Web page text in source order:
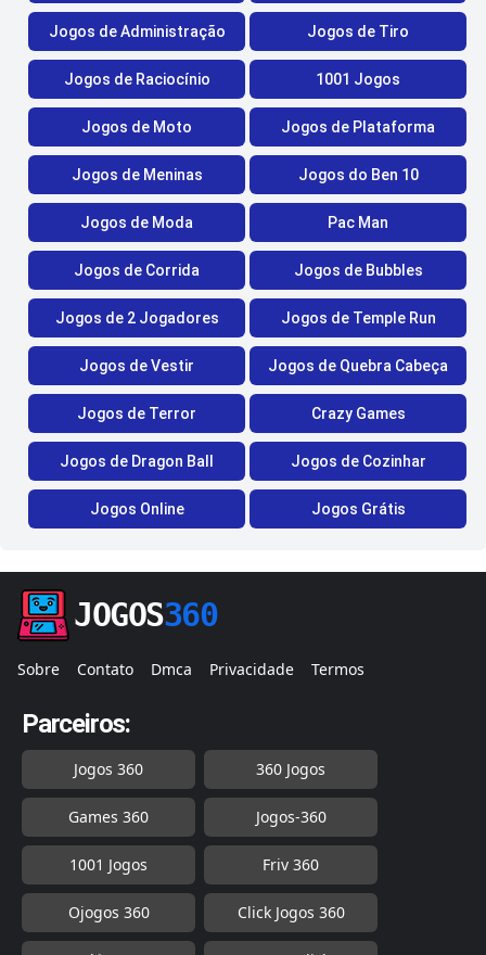
Jogos de Administração Jogos de Tiro
Jogos de Raciocínio 1001 Jogos
Jogos de Moto Jogos de Plataforma
Jogos de Meninas Jogos do Ben 10
Jogos de Moda Pac Man
Jogos de Corrida Jogos de Bubbles
Jogos de 2 Jogadores Jogos de Temple Run
Jogos de Vestir Jogos de Quebra Cabeça
Jogos de Terror Crazy Games
Jogos de Dragon Ball Jogos de Cozinhar
Jogos Online Jogos Grátis
JOGOS360
Sobre Contato Dmca Privacidade Termos
Parceiros:
Jogos 360 360 Jogos
Games 360 Jogos-360
1001 Jogos Friv 360
Ojogos 360 Click Jogos 360